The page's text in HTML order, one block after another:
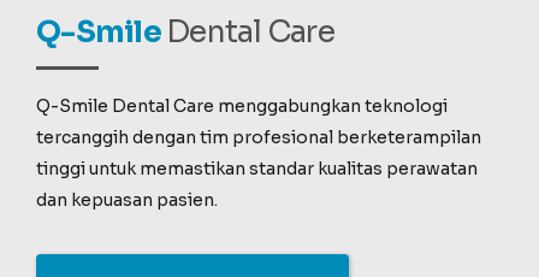
Q-Smile Dental Care
Q-Smile Dental Care menggabungkan teknologi
tercanggih dengan tim profesional berketerampilan
tinggi untuk memastikan standar kualitas perawatan
dan kepuasan pasien.